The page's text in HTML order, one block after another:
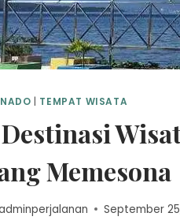
TEMPAT WISATA
Memesona
September